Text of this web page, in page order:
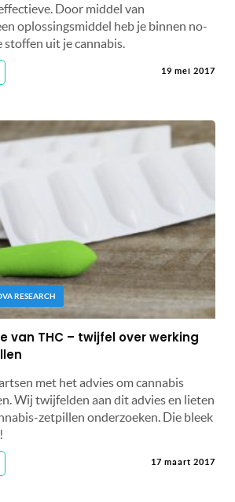
Door middel van
oplossingsmiddel heb je binnen no-
stoffen uit je cannabis.
19 mei 2017
RESEARCH
van THC – twijfel over werking
met het advies om cannabis
Wij twijfelden aan dit advies en lieten
zetpillen onderzoeken. Die bleek
17 maart 2017